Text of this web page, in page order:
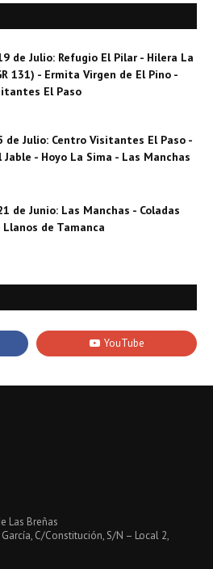
de Julio: Refugio El Pilar - Hilera La
131) - Ermita Virgen de El Pino -
El Paso
de Julio: Centro Visitantes El Paso -
- Hoyo La Sima - Las Manchas
de Junio: Las Manchas - Coladas
Llanos de Tamanca
Las Breñas
C/Constitución, S/N – Local 2,